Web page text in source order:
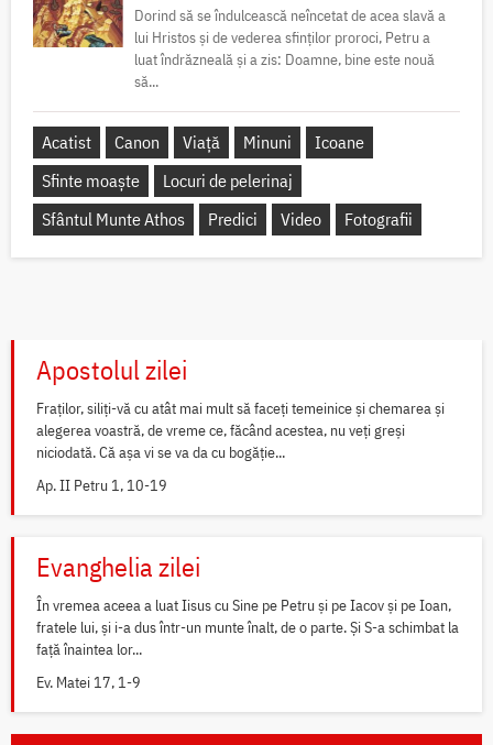
Dorind să se îndulcească neîncetat de acea slavă a
lui Hristos și de vederea sfinților proroci, Petru a
luat îndrăzneală și a zis: Doamne, bine este nouă
să...
Acatist Canon Viață Minuni
Icoane
Sfinte moaște
Locuri de pelerinaj
Sfântul Munte Athos
Predici Video Fotografii
Apostolul zilei
Fraților, siliți-vă cu atât mai mult să faceți temeinice și chemarea și
alegerea voastră, de vreme ce, făcând acestea, nu veți greși
niciodată. Că așa vi se va da cu bogăție...
Ap. II Petru 1, 10-19
Evanghelia zilei
În vremea aceea a luat Iisus cu Sine pe Petru și pe Iacov și pe Ioan,
fratele lui, și i-a dus într-un munte înalt, de o parte. Și S-a schimbat la
față înaintea lor...
Ev. Matei 17, 1-9